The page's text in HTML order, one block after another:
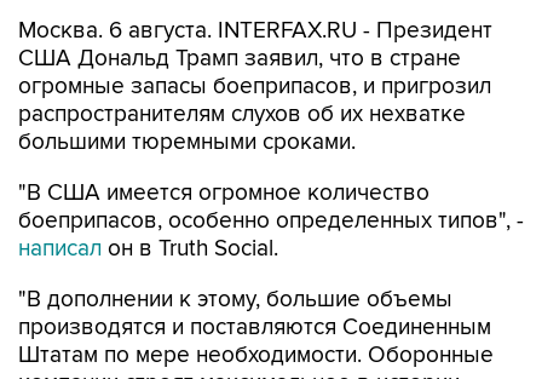
огромные запасы боеприпасов, и пригрозил
распространителям слухов об их нехватке
большими тюремными сроками.
"В США имеется огромное количество
написал он в Truth Social.
"В дополнении к этому, большие объемы
Штатам по мере необходимости. Оборонные
компании строят максимальное в истории
страны количество заводов и фабрик".